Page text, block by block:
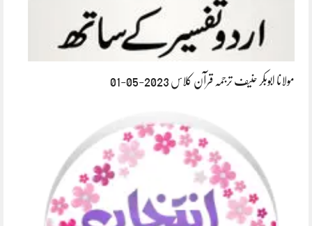
مولانا ابوبکر حنیف ترجمہ قرآن کلاس 2023-05-01